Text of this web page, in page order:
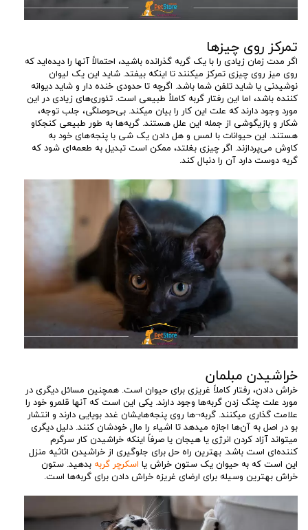
تمرکز روی چیزها
اگر مدت زمان زیادی را با یک گربه گذرانده باشید، احتمالاً آنها را دیده‌اید که
روی میز روی چیزی تمرکز میکنند تا اینکه بیفتد. شاید این یک لیوان
نوشیدنی یا شاید تلفن شما باشد. اگرچه تا حدودی خنده دار و شاید دیوانه
کننده باشد، اما این رفتار گربه کاملاً طبیعی است. تئوری‌های زیادی در این
مورد وجود دارند که علت این کار را بیان میکند. بی‌حوصلگی، جلب توجه،
شکار و بازیگوشی از جمله این علل هستند. گربه‌ها به طور طبیعی کنجکاو
هستند. این حیوانات با لمس و هل دادن یک شی با پنجه‌های خود به
کاوش می‌پردازند. اگر چیزی بغلتد، ممکن است تبدیل به طعمه‌ای شود که
گربه دوست دارد آن را دنبال کند.
خراشیدن مبلمان
خراش دادن، رفتار کاملاً غریزی برای حیوان است. همچنین مسائل دیگری در
مورد علت چنگ زدن گربه‌ها وجود دارند. یکی این است که آنها قلمرو خود را
علامت گذاری میکنند. گربه¬ها روی پنجه‌هایشان غدد بویایی دارند و انتشار
بو در اصل به آن‌ها اجازه میدهد تا اشیاء را مال خودشان کنند. دلیل دیگری
میتواند آزاد کردن انرژی یا هیجان یا صرفاً اینکه خراشیدن کار سرگرم
کننده‌ای است باشد. بهترین راه حل برای جلوگیری از خراشیدن اثاثیه منزل
این است که به حیوان یک ستون خراش یا اسکرچر گربه بدهید. ستون
خراش بهترین وسیله برای ارضای غریزه خراش دادن برای گربه‌ها است.